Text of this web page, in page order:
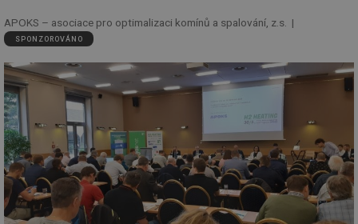
APOKS – asociace pro optimalizaci komínů a spalování, z.s.
SPONZOROVÁNO